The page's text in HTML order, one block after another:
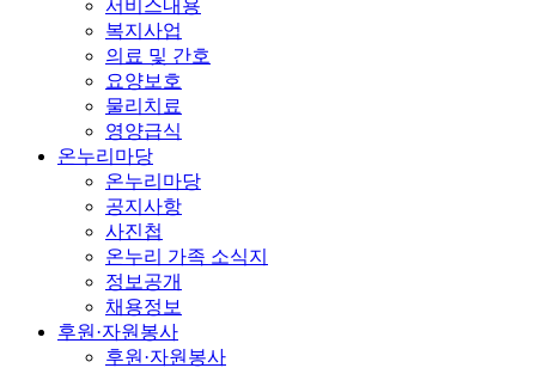
서비스내용
복지사업
의료 및 간호
요양보호
물리치료
영양급식
온누리마당
온누리마당
공지사항
사진첩
온누리 가족 소식지
정보공개
채용정보
후원·자원봉사
후원·자원봉사